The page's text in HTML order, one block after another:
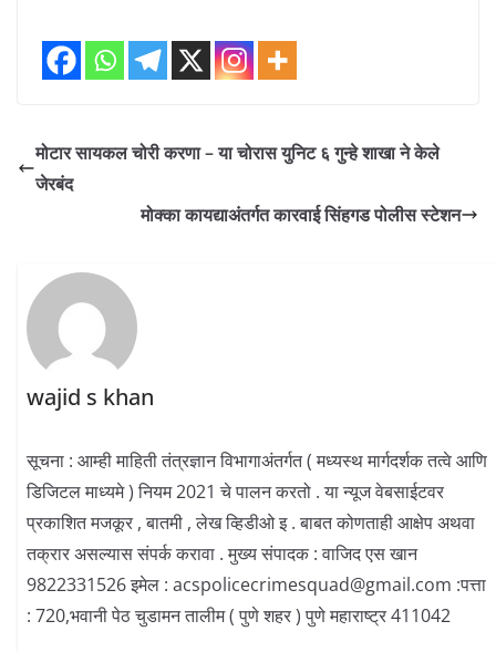
मोटार सायकल चोरी करणा – या चोरास युनिट ६ गुन्हे शाखा ने केले
जेरबंद
मोक्का कायद्याअंतर्गत कारवाई सिंहगड पोलीस स्टेशन
wajid s khan
सूचना : आम्ही माहिती तंत्रज्ञान विभागाअंतर्गत ( मध्यस्थ मार्गदर्शक तत्वे आणि
डिजिटल माध्यमे ) नियम 2021 चे पालन करतो . या न्यूज वेबसाईटवर
प्रकाशित मजकूर , बातमी , लेख व्हिडीओ इ . बाबत कोणताही आक्षेप अथवा
तक्रार असल्यास संपर्क करावा . मुख्य संपादक : वाजिद एस खान
9822331526 इमेल : acspolicecrimesquad@gmail.com :पत्ता
: 720,भवानी पेठ चुडामन तालीम ( पुणे शहर ) पुणे महाराष्ट्र 411042